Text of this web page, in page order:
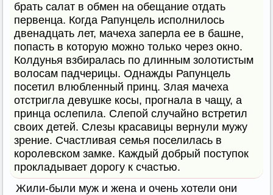
брать салат в обмен на обещание отдать
первенца. Когда Рапунцель исполнилось
двенадцать лет, мачеха заперла ее в башне,
попасть в которую можно только через окно.
Колдунья взбиралась по длинным золотистым
волосам падчерицы. Однажды Рапунцель
посетил влюбленный принц. Злая мачеха
отстригла девушке косы, прогнала в чащу, а
принца ослепила. Слепой случайно встретил
своих детей. Слезы красавицы вернули мужу
зрение. Счастливая семья поселилась в
королевском замке. Каждый добрый поступок
прокладывает дорогу к счастью.
Жили-были муж и жена и очень хотели они